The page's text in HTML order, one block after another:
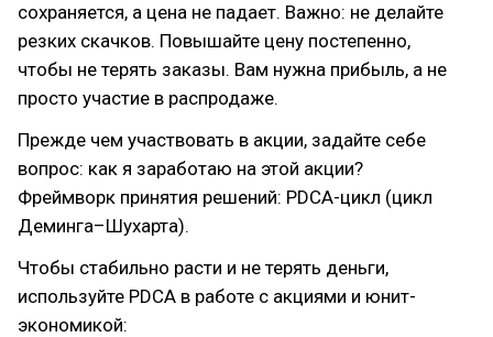
сохраняется, а цена не падает. Важно: не делайте
резких скачков. Повышайте цену постепенно,
чтобы не терять заказы. Вам нужна прибыль, а не
просто участие в распродаже.
Прежде чем участвовать в акции, задайте себе
вопрос: как я заработаю на этой акции?
Фреймворк принятия решений: PDCA-цикл (цикл
Деминга–Шухарта).
Чтобы стабильно расти и не терять деньги,
используйте PDCA в работе с акциями и юнит-
экономикой: